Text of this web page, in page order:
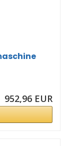
952,96 EUR